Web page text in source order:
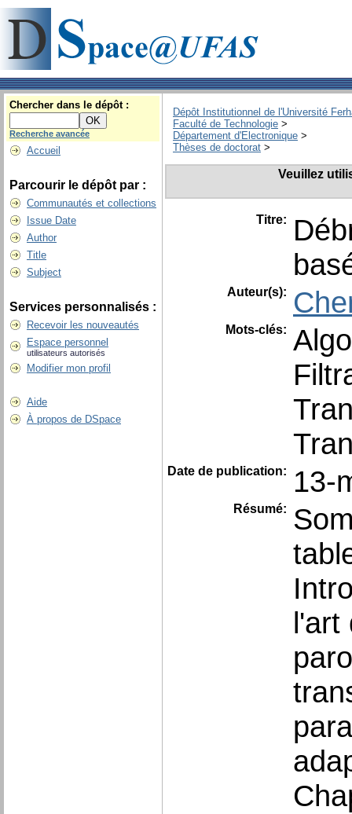
Chercher dans le dépôt :
Recherche avancée
Accueil
Parcourir le dépôt par :
Communautés et collections
Issue Date
Author
Title
Subject
Services personnalisés :
Recevoir les nouveautés
Espace personnel
utilisateurs autorisés
Modifier mon profil
Aide
À propos de DSpace
Dépôt Institutionnel de l'Université
Faculté de Technologie >
Département d'Electronique >
Thèses de doctorat >
Veuillez
Titre:
Auteur(s):
Mots-clés:
Date de publication: 13-
Résumé:
l'art